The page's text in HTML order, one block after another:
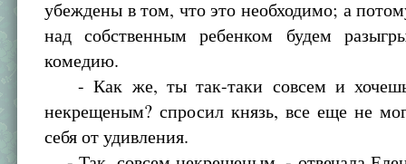
убеждены в том, что это необходимо; а
над собственным ребенком будем
комедию.
- Как же, ты так-таки совсем и хочешь
некрещеным? спросил князь, все еще не
себя от удивления.